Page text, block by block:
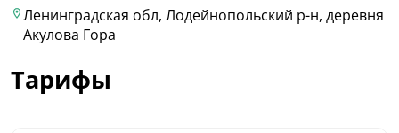
Ленинградская обл, Лодейнопольский р-н, деревня
Акулова Гора
Тарифы